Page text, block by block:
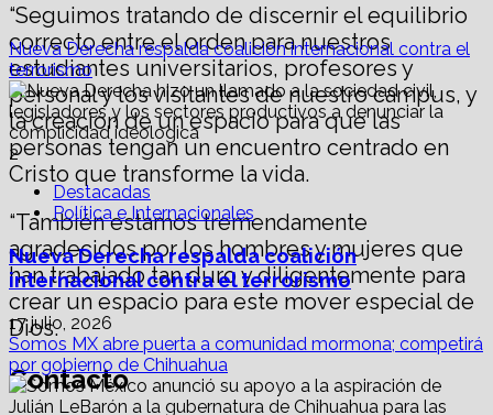
“Seguimos tratando de discernir el equilibrio
correcto entre el orden para nuestros
estudiantes universitarios, profesores y
personal y los visitantes de nuestro campus, y
la creación de un espacio para que las
personas tengan un encuentro centrado en
Cristo que transforme la vida.
“También estamos tremendamente
agradecidos por los hombres y mujeres que
han trabajado tan duro y diligentemente para
crear un espacio para este mover especial de
Dios.
Contacto
Nueva Derecha respalda coalición internacional contra el
terrorismo
2
Destacadas
Política e Internacionales
Nueva Derecha respalda coalición
internacional contra el terrorismo
17 julio, 2026
Somos MX abre puerta a comunidad mormona; competirá
por gobierno de Chihuahua